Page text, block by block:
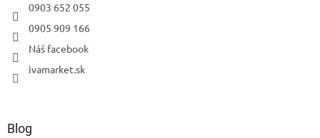
0903 652 055
0905 909 166
Náš facebook
ivamarket.sk
Blog